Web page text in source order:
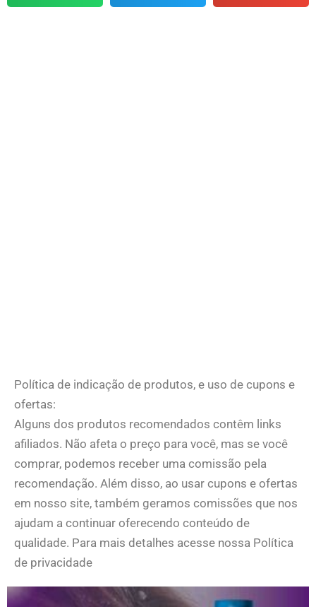
Política de indicação de produtos, e uso de cupons e
ofertas:
Alguns dos produtos recomendados contêm links
afiliados. Não afeta o preço para você, mas se você
comprar, podemos receber uma comissão pela
recomendação. Além disso, ao usar cupons e ofertas
em nosso site, também geramos comissões que nos
ajudam a continuar oferecendo conteúdo de
qualidade. Para mais detalhes acesse nossa Política
de privacidade